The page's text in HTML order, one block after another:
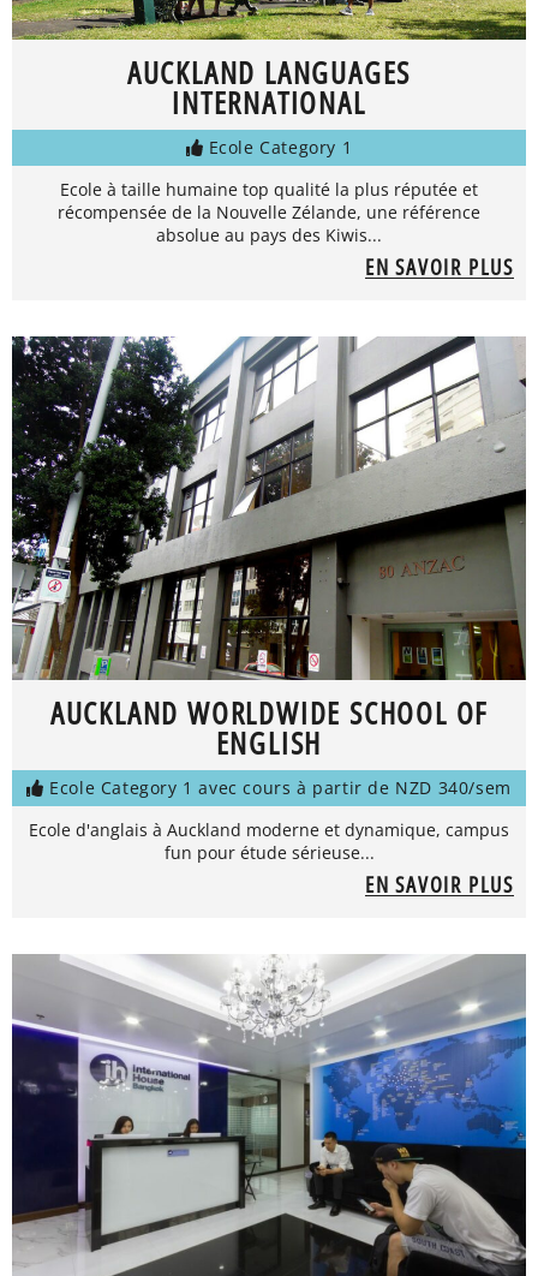
AUCKLAND LANGUAGES
INTERNATIONAL
Ecole Category 1
Ecole à taille humaine top qualité la plus réputée et
récompensée de la Nouvelle Zélande, une référence
absolue au pays des Kiwis...
EN SAVOIR PLUS
AUCKLAND WORLDWIDE SCHOOL OF
ENGLISH
Ecole Category 1 avec cours à partir de NZD 340/sem
Ecole d'anglais à Auckland moderne et dynamique, campus
fun pour étude sérieuse...
EN SAVOIR PLUS